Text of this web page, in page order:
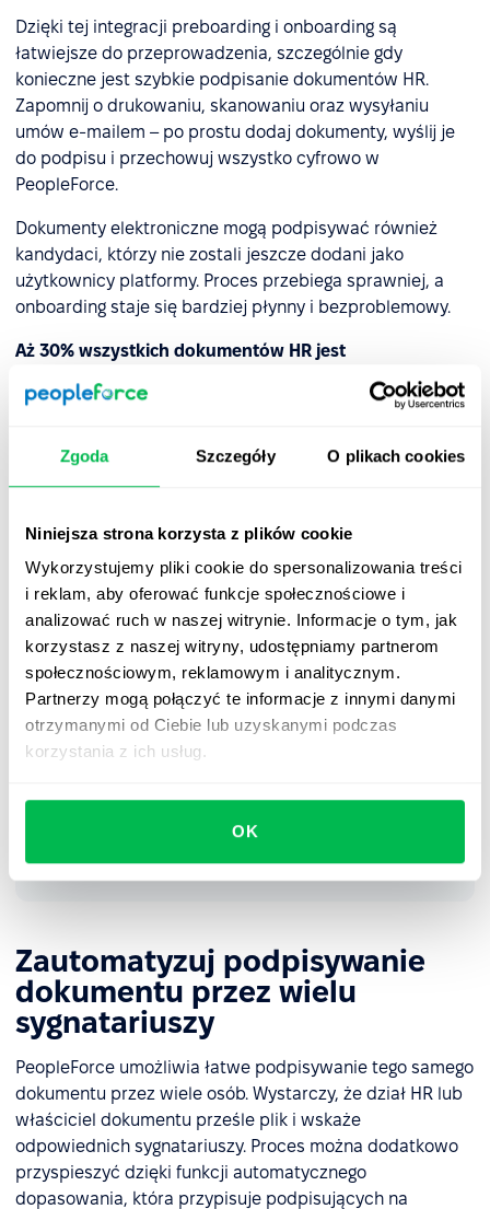
Zgoda Szczegóły O plikach cookies
Niniejsza strona korzysta z plików cookie
Wykorzystujemy pliki cookie do spersonalizowania treści
i reklam, aby oferować funkcje społecznościowe i
analizować ruch w naszej witrynie. Informacje o tym, jak
korzystasz z naszej witryny, udostępniamy partnerom
społecznościowym, reklamowym i analitycznym.
Partnerzy mogą połączyć te informacje z innymi danymi
otrzymanymi od Ciebie lub uzyskanymi podczas
korzystania z ich usług.
OK
Dzięki tej integracji preboarding i onboarding są
łatwiejsze do przeprowadzenia, szczególnie gdy
konieczne jest szybkie podpisanie dokumentów HR.
Zapomnij o drukowaniu, skanowaniu oraz wysyłaniu
umów e-mailem – po prostu dodaj dokumenty, wyślij je
do podpisu i przechowuj wszystko cyfrowo w
PeopleForce.
Dokumenty elektroniczne mogą podpisywać również
kandydaci, którzy nie zostali jeszcze dodani jako
użytkownicy platformy. Proces przebiega sprawniej, a
onboarding staje się bardziej płynny i bezproblemowy.
Aż 30% wszystkich dokumentów HR jest
podpisywanych na etapie preboardingu i onboardingu
Integracja PeopleForce z Autenti umożliwia nowym
dokumentów w formie cyfrowej – zgodnie z przepisami,
już od pierwszego dnia i bez dodatkowych kroków.
e-podpis, a kiedy potrzebny jest podpis
kwalifikowany.
Zautomatyzuj podpisywanie
dokumentu przez wielu
sygnatariuszy
PeopleForce umożliwia łatwe podpisywanie tego samego
dokumentu przez wiele osób. Wystarczy, że dział HR lub
właściciel dokumentu prześle plik i wskaże
odpowiednich sygnatariuszy. Proces można dodatkowo
przyspieszyć dzięki funkcji automatycznego
dopasowania, która przypisuje podpisujących na